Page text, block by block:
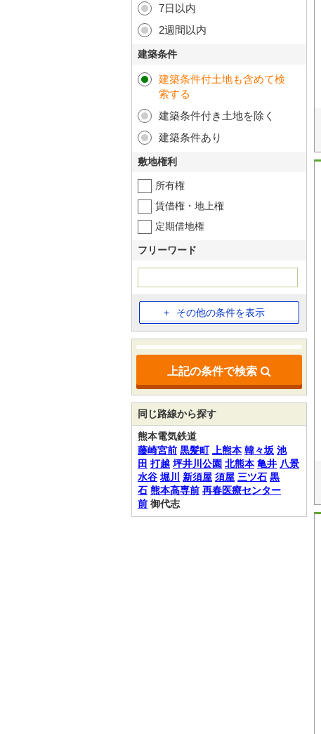
7日以内
2週間以内
建築条件
建築条件付土地も含めて検
索する
建築条件付き土地を除く
建築条件あり
敷地権利
所有権
賃借権・地上権
定期借地権
フリーワード
その他の条件を表示
上記の条件で検索
同じ路線から探す
熊本電気鉄道
藤崎宮前 黒髪町 上熊本 韓々坂 池
田 打越 坪井川公園 北熊本 亀井 八景
水谷 堀川 新須屋 須屋 三ツ石 黒
石 熊本高専前 再春医療センター
前 御代志